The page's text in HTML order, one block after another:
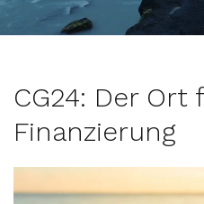
CG24: Der Ort
Finanzierung